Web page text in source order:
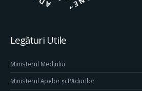
Legături Utile
Ministerul Mediului
Ministerul Apelor și Pădurilor